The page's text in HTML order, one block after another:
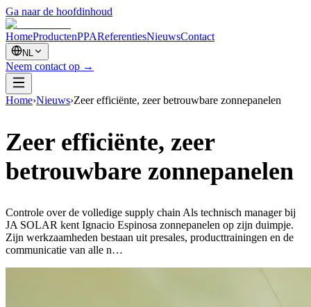
Ga naar de hoofdinhoud
HomeProductenPPAReferentiesNieuwsContact
NL
Neem contact op →
Home›Nieuws›Zeer efficiënte, zeer betrouwbare zonnepanelen
Zeer efficiënte, zeer
betrouwbare zonnepanelen
Controle over de volledige supply chain Als technisch manager bij
JA SOLAR kent Ignacio Espinosa zonnepanelen op zijn duimpje.
Zijn werkzaamheden bestaan ​​uit presales, producttrainingen en de
communicatie van alle n…